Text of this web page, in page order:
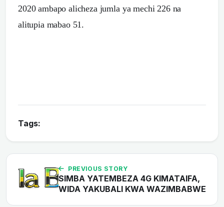
2020 ambapo alicheza jumla ya mechi 226 na
alitupia mabao 51.
Tags:
PREVIOUS STORY
SIMBA YATEMBEZA 4G KIMATAIFA,
WIDA YAKUBALI KWA WAZIMBABWE